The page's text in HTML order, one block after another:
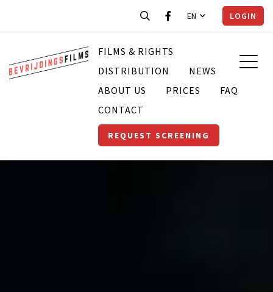
EN LOGIN
FILMS & RIGHTS
DISTRIBUTION
NEWS
ABOUT US
PRICES
FAQ
CONTACT
REQUEST SCREENING